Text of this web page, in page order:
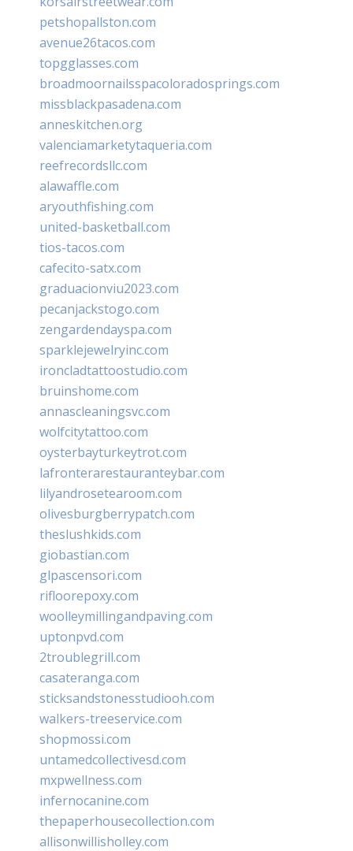
petshopallston.com
avenue26tacos.com
topgglasses.com
broadmoornailsspacoloradosprings.com
missblackpasadena.com
anneskitchen.org
valenciamarketytaqueria.com
reefrecordsllc.com
alawaffle.com
aryouthfishing.com
united-basketball.com
tios-tacos.com
cafecito-satx.com
graduacionviu2023.com
pecanjackstogo.com
zengardendayspa.com
sparklejewelryinc.com
ironcladtattoostudio.com
bruinshome.com
annascleaningsvc.com
wolfcitytattoo.com
oysterbayturkeytrot.com
lafronterarestauranteybar.com
lilyandrosetearoom.com
olivesburgberrypatch.com
theslushkids.com
giobastian.com
glpascensori.com
rifloorepoxy.com
woolleymillingandpaving.com
uptonpvd.com
2troublegrill.com
casateranga.com
sticksandstonesstudiooh.com
walkers-treeservice.com
shopmossi.com
untamedcollectivesd.com
mxpwellness.com
infernocanine.com
thepaperhousecollection.com
allisonwillisholley.com